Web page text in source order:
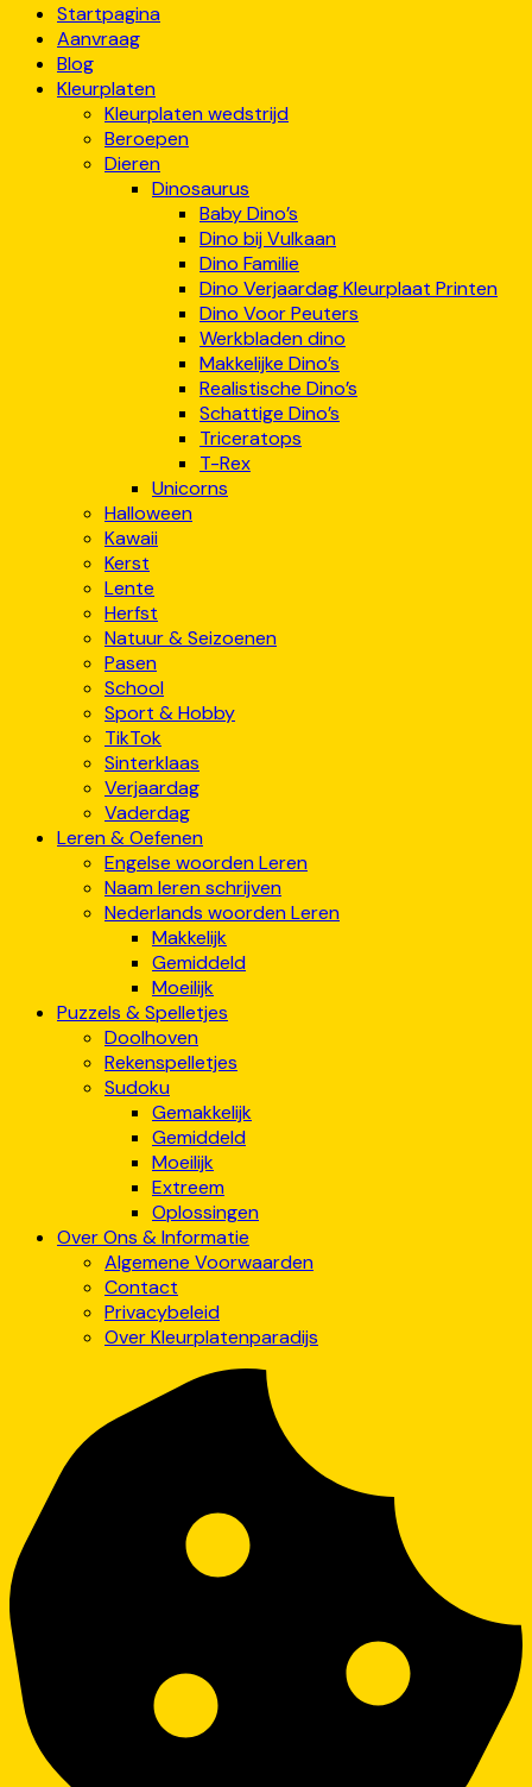
Startpagina
Aanvraag
Blog
Kleurplaten
Kleurplaten wedstrijd
Beroepen
Dieren
Dinosaurus
Baby Dino’s
Dino bij Vulkaan
Dino Familie
Dino Verjaardag Kleurplaat Printen
Dino Voor Peuters
Werkbladen dino
Makkelijke Dino’s
Realistische Dino’s
Schattige Dino’s
Triceratops
T-Rex
Unicorns
Halloween
Kawaii
Kerst
Lente
Herfst
Natuur & Seizoenen
Pasen
School
Sport & Hobby
TikTok
Sinterklaas
Verjaardag
Vaderdag
Leren & Oefenen
Engelse woorden Leren
Naam leren schrijven
Nederlands woorden Leren
Makkelijk
Gemiddeld
Moeilijk
Puzzels & Spelletjes
Doolhoven
Rekenspelletjes
Sudoku
Gemakkelijk
Gemiddeld
Moeilijk
Extreem
Oplossingen
Over Ons & Informatie
Algemene Voorwaarden
Contact
Privacybeleid
Over Kleurplatenparadijs